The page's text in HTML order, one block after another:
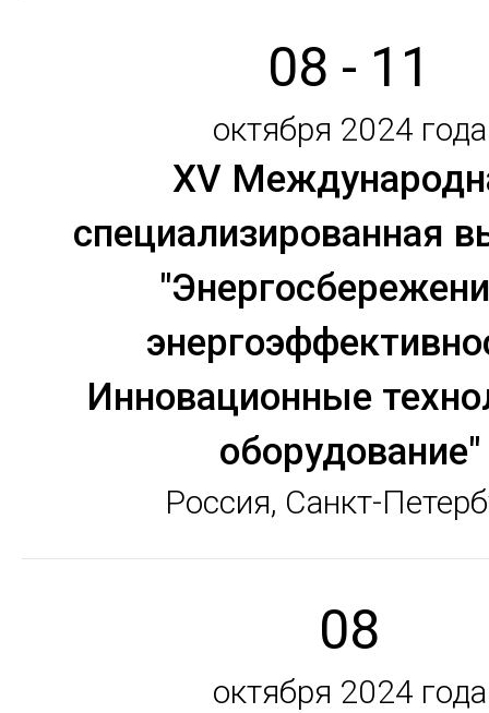
08 - 11
октября 2024 года
XV
специализированная
Инновационные
оборудование"
Россия, Санкт-
08
октября 2024 года